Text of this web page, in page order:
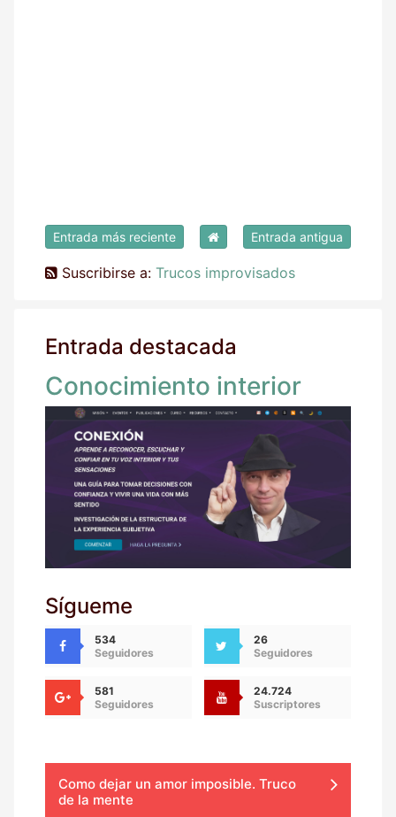
Entrada más reciente Entrada antigua
Suscribirse a: Trucos improvisados
Entrada destacada
Conocimiento interior
Sígueme
534
Seguidores
26
Seguidores
581
Seguidores
24.724
Suscriptores
Como dejar un amor imposible. Truco
de la mente